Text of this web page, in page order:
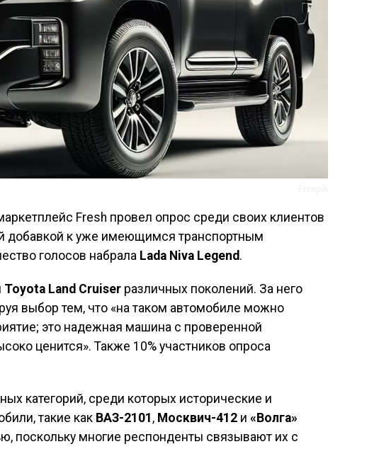
Fresh провел опрос среди своих клиентов
добавкой к уже имеющимся транспортным
голосов набрала Lada Niva Legend.
Toyota Land Cruiser различных поколений. За него
выбор тем, что «на таком автомобиле можно
это надежная машина с проверенной
ценится». Также 10% участников опроса
категорий, среди которых исторические и
такие как ВАЗ-2101 , Москвич-412 и «Волга»
поскольку многие респонденты связывают их с